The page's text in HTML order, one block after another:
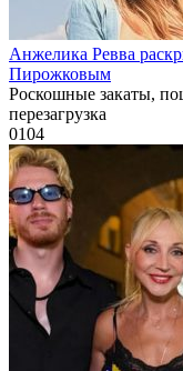
Анжелика Ревва
Пирожковым
Роскошные закаты,
перезагрузка
0104